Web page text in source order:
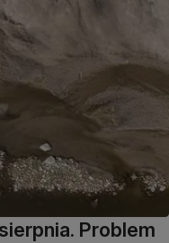
Problem